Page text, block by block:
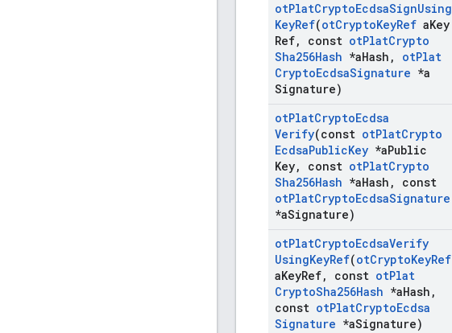
otPlatCryptoEcdsaSignUsing
KeyRef(otCryptoKeyRef aKey
Ref, const otPlatCrypto
Sha256Hash *aHash , otPlat
CryptoEcdsaSignature *a
Signature)
otPlatCryptoEcdsa
Verify(const otPlatCrypto
EcdsaPublicKey *aPublic
Key, const otPlatCrypto
Sha256Hash *aHash ,
const
otPlatCryptoEcdsaSignature
*aSignature)
otPlatCryptoEcdsaVerify
UsingKeyRef(otCryptoKeyRef
aKeyRef, const otPlat
CryptoSha256Hash *aHash ,
const otPlatCryptoEcdsa
Signature *aSignature)